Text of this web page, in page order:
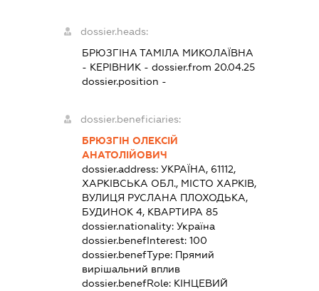
dossier.heads:
БРЮЗГІНА ТАМІЛА МИКОЛАЇВНА
- КЕРІВНИК - dossier.from 20.04.25
dossier.position -
dossier.beneficiaries:
БРЮЗГІН ОЛЕКСІЙ
АНАТОЛІЙОВИЧ
dossier.address:УКРАЇНА, 61112,
ХАРКІВСЬКА ОБЛ., МІСТО ХАРКІВ,
ВУЛИЦЯ РУСЛАНА ПЛОХОДЬКА,
БУДИНОК 4, КВАРТИРА 85
dossier.nationality:Україна
dossier.benefInterest:100
dossier.benefType: Прямий
вирішальний вплив
dossier.benefRole: КІНЦЕВИЙ